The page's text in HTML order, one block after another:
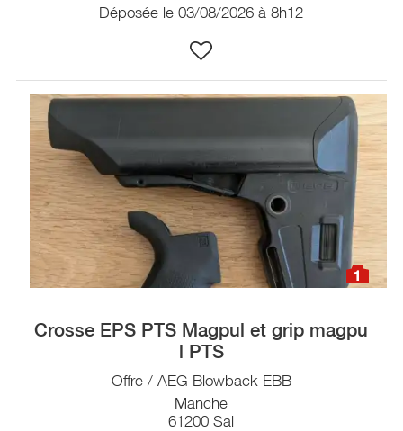
Déposée le 03/08/2026 à 8h12
1
Crosse EPS PTS Magpul et grip magpu
l PTS
Offre / AEG Blowback EBB
Manche
61200 Sai